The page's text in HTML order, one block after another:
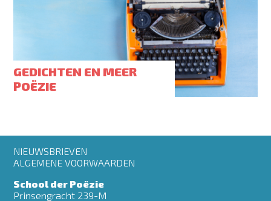
GEDICHTEN EN MEER
POËZIE
Footer
menu
NIEUWSBRIEVEN
ALGEMENE VOORWAARDEN
School der Poëzie
Prinsengracht 239-M